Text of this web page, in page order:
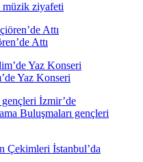
müzik ziyafeti
Attı
Yaz Konseri
Buluşmaları gençleri